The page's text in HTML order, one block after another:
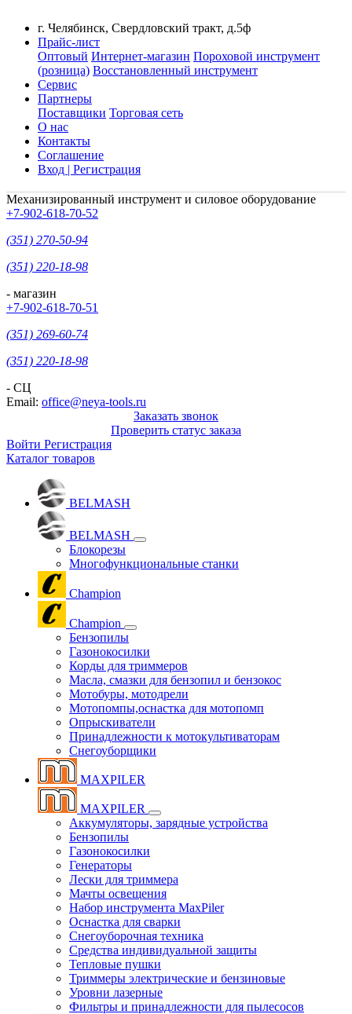
г. Челябинск, Свердловский тракт, д.5ф
Прайс-лист
Оптовый Интернет-магазин Пороховой инструмент
(розница) Восстановленный инструмент
Сервис
Партнеры
Поставщики Торговая сеть
О нас
Контакты
Соглашение
Вход | Регистрация
Механизированный инструмент и силовое оборудование
+7-902-618-70-52
(351) 270-50-94
(351) 220-18-98
- магазин
+7-902-618-70-51
(351) 269-60-74
(351) 220-18-98
- СЦ
Email: office@neya-tools.ru
Заказать звонок
Проверить статус заказа
Войти Регистрация
Каталог товаров
BELMASH
BELMASH
Блокорезы
Многофункциональные станки
Champion
Champion
Бензопилы
Газонокосилки
Корды для триммеров
Масла, смазки для бензопил и бензокос
Мотобуры, мотодрели
Мотопомпы,оснастка для мотопомп
Опрыскиватели
Принадлежности к мотокультиваторам
Снегоуборщики
MAXPILER
MAXPILER
Аккумуляторы, зарядные устройства
Бензопилы
Газонокосилки
Генераторы
Лески для триммера
Мачты освещения
Набор инструмента MaxPiler
Оснастка для сварки
Снегоуборочная техника
Средства индивидуальной защиты
Тепловые пушки
Триммеры электрические и бензиновые
Уровни лазерные
Фильтры и принадлежности для пылесосов